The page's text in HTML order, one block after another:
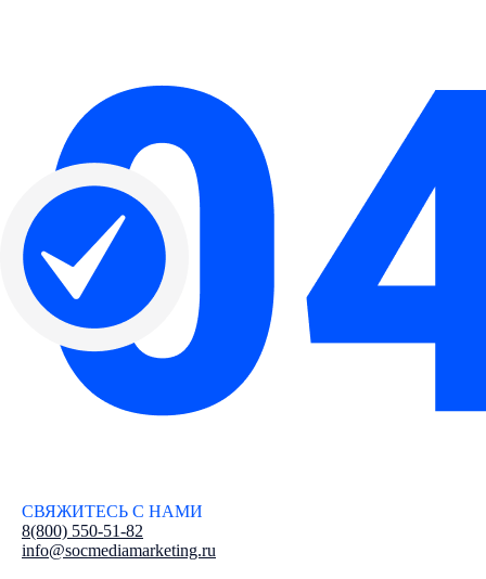
СВЯЖИТЕСЬ С НАМИ
8(800) 550-51-82
info@socmediamarketing.ru